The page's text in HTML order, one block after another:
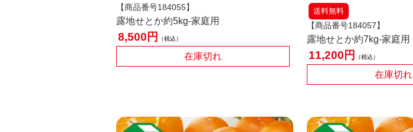
【商品番号184055】
露地せとか約5kg-家庭用
8,500 税込
在庫切れ
送料無料
【商品番号184057】
露地せとか約7kg-家庭用
11,200 税込
在庫切れ